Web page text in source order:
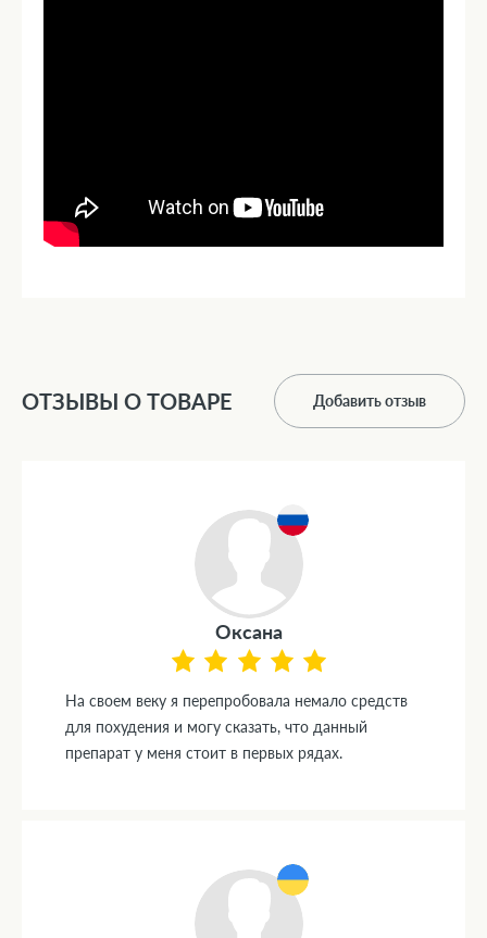
ОТЗЫВЫ О ТОВАРЕ Добавить отзыв
Оксана
На своем веку я перепробовала немало средств
для похудения и могу сказать, что данный
препарат у меня стоит в первых рядах.